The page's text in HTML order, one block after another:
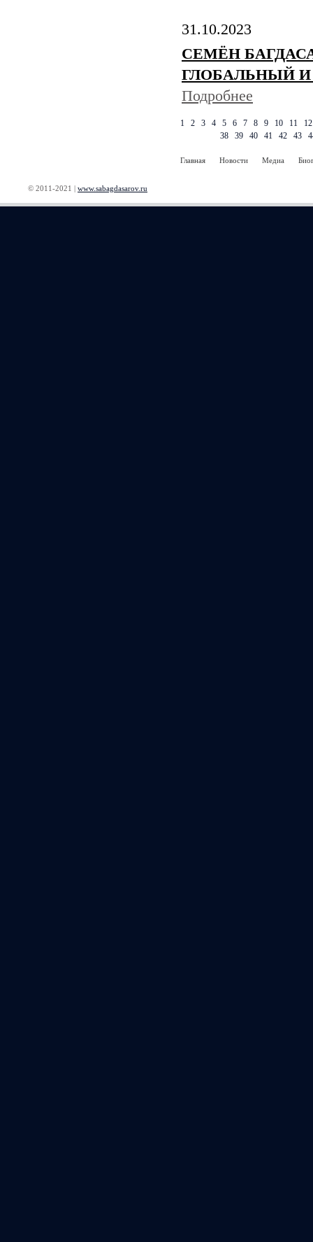
31.10.2023
СЕМЁН
ГЛОБАЛЬНЫЙ
Подробнее
1 2 3 4 5 6 7 8 9 10 11
12
38
39 40 41 42 43
Главная Новости Медиа
© 2011-2021 | www.sabagdasarov.ru